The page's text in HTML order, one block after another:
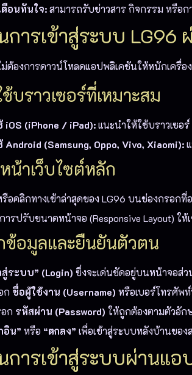
อนทันใจ:สามารถรับข่าวสาร กิจกรรม หรือ
ารเข้าสู่ระบบ LG96
ต้องการดาวน์โหลดแอปพลิเคชันให้หนักเครื่
ช้บราวเซอร์ที่เหมาะสม
iOS (iPhone / iPad):แนะนำให้ใช้บราวเซอร์
(Samsung, Oppo, Vivo, Xiaomi):
น้าเว็บไซต์หลัก
อคลิกทางเข้าล่าสุดของ LG96 บนช่องกรอกที่
ารปรับขนาดหน้าจอ (Responsive Layout)
ข้อมูลและยืนยันตัวตน
สู่ระบบ” (Login) ซึ่งจะเด่นชัดอยู่บนหน้าจอส่
ก ชื่อผู้ใช้งาน (Username) หรือเบอร์โทรศัพ
ก รหัสผ่าน (Password) ให้ถูกต้องตามตัวอั
อิน” หรือ “ตกลง” เพื่อเข้าสู่ระบบหลังบ้านของ
ารเข้าสู่ระบบผ่านแอ